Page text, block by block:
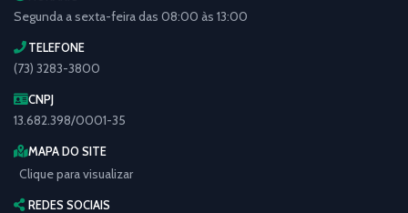
Segunda a sexta-feira das 08:00 às 13:00
TELEFONE
(73) 3283-3800
CNPJ
13.682.398/0001-35
MAPA DO SITE
Clique para visualizar
REDES SOCIAIS